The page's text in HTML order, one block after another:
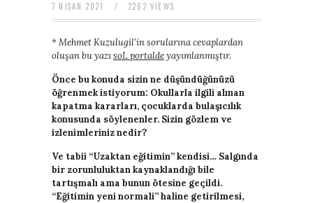
7 NISAN 2021 / 2262 VIEWS
* Mehmet Kuzulugil’in sorularına cevaplardan
oluşan bu yazısoL portaldeyayımlanmıştır.
Önce bu konuda sizin ne düşündüğünüzü
öğrenmek istiyorum: Okullarla ilgili alınan
kapatma kararları, çocuklarda bulaşıcılık
konusunda söylenenler. Sizin gözlem ve
izlenimleriniz nedir?
Ve tabii “Uzaktan eğitimin” kendisi… Salgında
bir zorunluluktan kaynaklandığı bile
tartışmalı ama bunun ötesine geçildi.
“Eğitimin yeni normali” haline getirilmesi,